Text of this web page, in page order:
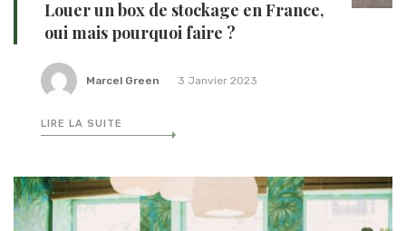
Louer un box de stockage en France,
oui mais pourquoi faire ?
Marcel Green 3 Janvier 2023
LIRE LA SUITE